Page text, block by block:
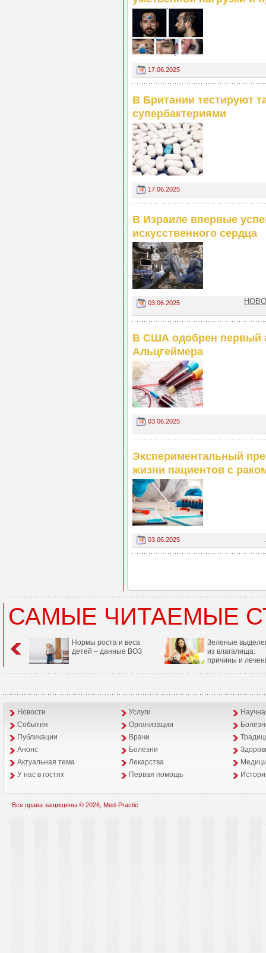
17.06.2025
В Британии тестируют
супербактериями
17.06.2025
В Израиле впервые
искусственного сердца
03.06.2025
В США одобрен первый
Альцгеймера
03.06.2025
Экспериментальный
жизни пациентов с
03.06.2025
САМЫЕ ЧИТАЕМЫЕ
Нормы роста и веса
детей – данные ВОЗ
Зеленые
из влагалища:
причины и
Новости Услуги
События
Организации
Публикации
Врачи
Анонс
Болезни
Aктуальная тема
Лекарства
У нас в гостях
Первая помощь
Все права защищены © 2026, Med-Practic